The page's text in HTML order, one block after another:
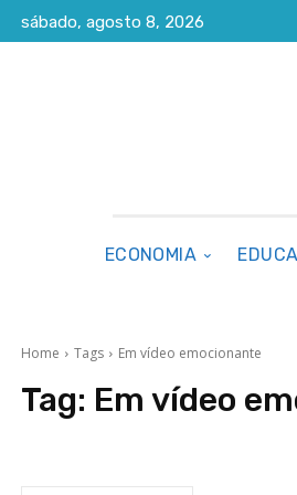
sábado, agosto 8, 2026
ECONOMIA
Home Tags Em vídeo emocionante
Tag: Em vídeo